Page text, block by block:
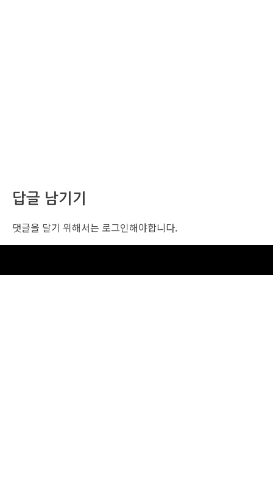
답글 남기기
댓글을 달기 위해서는 로그인해야합니다.